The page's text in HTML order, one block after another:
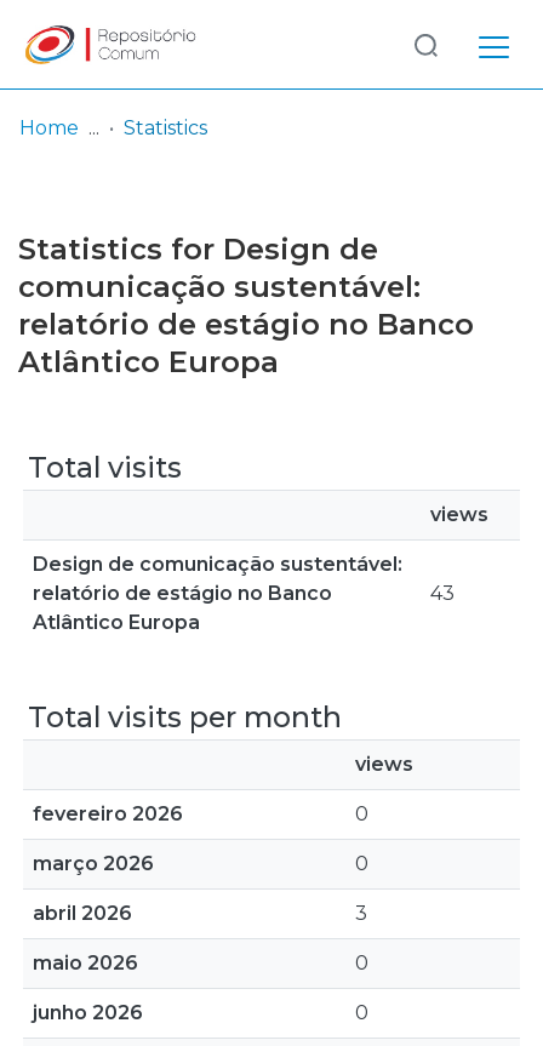
Browse repository
Entities
Log
In
(current)
Home Statistics
Statistics for Design de
comunicação sustentável:
relatório de estágio no Banco
Atlântico Europa
Total visits
views
Design de comunicação sustentável:
relatório de estágio no Banco
Atlântico Europa
43
Total visits per month
views
fevereiro 2026 0
março 2026 0
abril 2026 3
maio 2026 0
junho 2026 0